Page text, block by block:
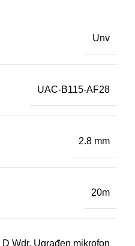
Unv
UAC-B115-AF28
2.8 mm
20m
D Wdr, Ugrađen mikrofon